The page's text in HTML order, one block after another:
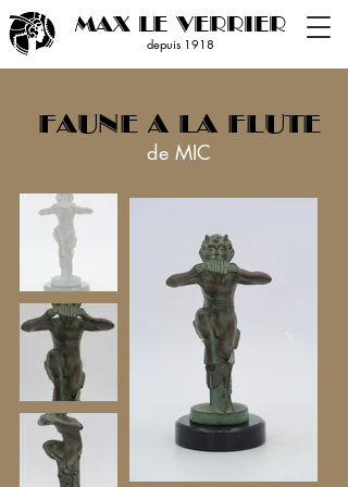
MAX LE VERRIER
depuis 1918
FAUNE A LA FLUTE
de MIC